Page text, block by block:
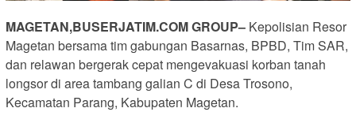
MAGETAN,BUSERJATIM.COM GROUP– Kepolisian Resor
Magetan bersama tim gabungan Basarnas, BPBD, Tim SAR,
dan relawan bergerak cepat mengevakuasi korban tanah
longsor di area tambang galian C di Desa Trosono,
Kecamatan Parang, Kabupaten Magetan.